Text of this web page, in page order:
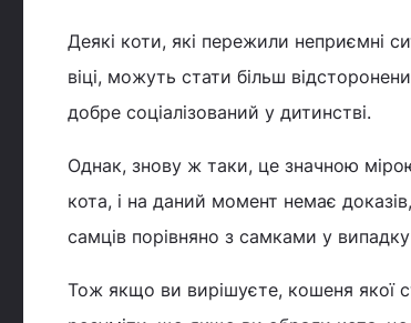
Деякі коти, які пережили неприємні
віці, можуть стати більш
добре соціалізований у дитинстві.
Однак, знову ж таки, це значною
кота, і на даний момент немає
самців порівняно з самками у випадку
Тож якщо ви вирішуєте, кошеня якої